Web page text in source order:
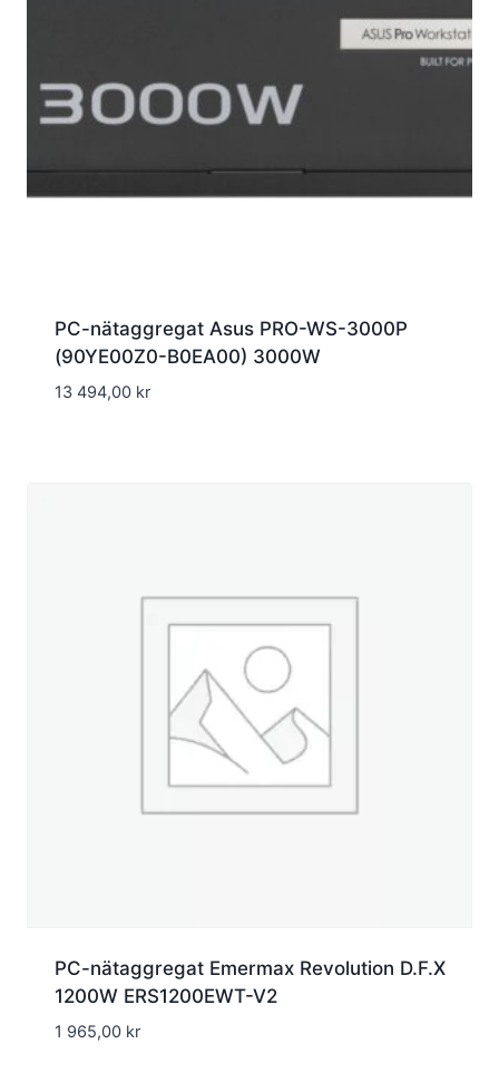
PC-nätaggregat Asus PRO-WS-3000P
(90YE00Z0-B0EA00) 3000W
13 494,00 kr
PC-nätaggregat Emermax Revolution D.F.X
1200W ERS1200EWT-V2
1 965,00 kr